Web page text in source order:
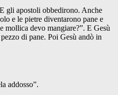
gli apostoli obbedirono. Anche
e le pietre diventarono pane e
mollica devo mangiare?”. E Gesù
di pane. Poi Gesù andò in
addosso”.